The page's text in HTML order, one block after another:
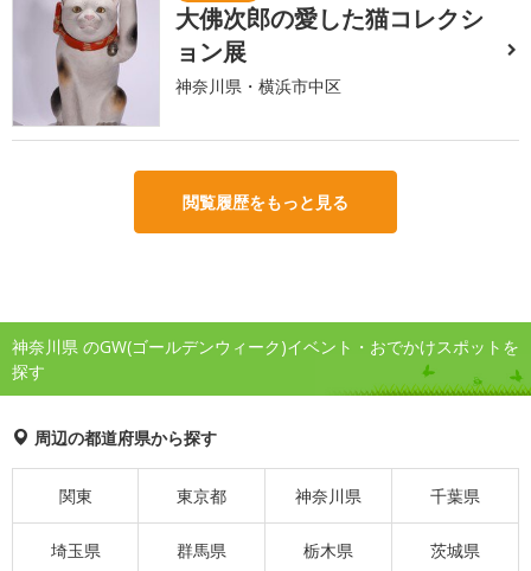
大佛次郎の愛した猫コレクシ
ョン展
神奈川県・横浜市中区
閲覧履歴をもっと見る
神奈川県 のGW(ゴールデンウィーク)イベント・おでかけスポットを
探す
周辺の都道府県から探す
関東 東京都 神奈川県 千葉県
埼玉県 群馬県 栃木県 茨城県